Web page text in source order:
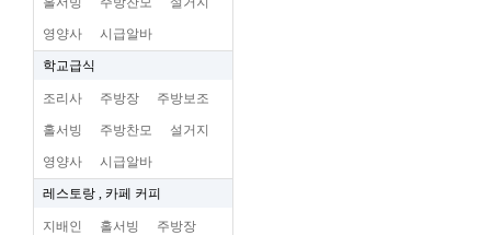
영양사 시급알바
학교급식
조리사 주방장 주방보조
홀서빙 주방찬모 설거지
영양사 시급알바
레스토랑 , 카페 커피
지배인 홀서빙 주방장